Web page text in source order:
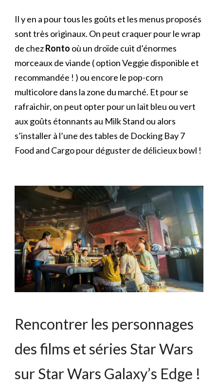
Il y en a pour tous les goûts et les menus proposés
sont très originaux. On peut craquer pour le wrap
de chezRonto où un droïde cuit d’énormes
morceaux de viande ( option Veggie disponible et
recommandée ! ) ou encore le pop-corn
multicolore dans la zone du marché. Et pour se
rafraichir, on peut opter pour un lait bleu ou vert
aux goûts étonnants au Milk Stand ou alors
s’installer à l’une des tables de Docking Bay 7
Food and Cargo pour déguster de délicieux bowl !
Rencontrer les personnages
des films et séries Star Wars
sur Star Wars Galaxy’s Edge !